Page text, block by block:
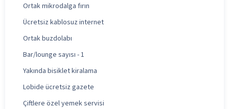
Ortak mikrodalga fırın
Ücretsiz kablosuz internet
Ortak buzdolabı
Bar/lounge sayısı - 1
Yakında bisiklet kiralama
Lobide ücretsiz gazete
Çiftlere özel yemek servisi